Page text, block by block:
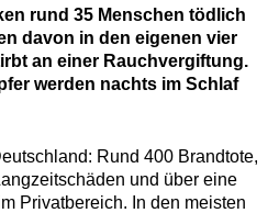
rund 35 Menschen tödlich
davon in den eigenen vier
an einer Rauchvergiftung.
werden nachts im Schlaf
Rund 400 Brandtote,
und über eine
Privatbereich. In den meisten